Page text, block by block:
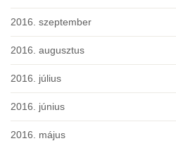
2016. szeptember
2016. augusztus
2016. július
2016. június
2016. május